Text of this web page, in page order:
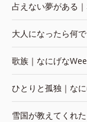
占えない夢がある
大人になったら何
歌族｜なにげな
ひとりと孤独｜な
雪国が教えてくれ